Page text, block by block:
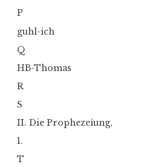
P
guhl-ich
Q
HB-Thomas
R
S
II. Die Prophezeiung,
1.
T